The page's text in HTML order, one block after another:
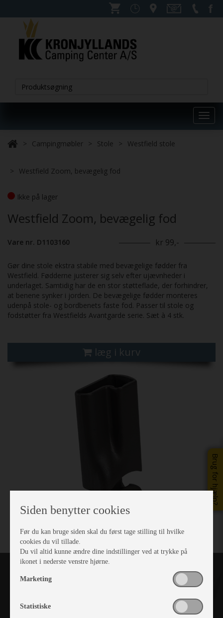
Brug for hjælp?
Campingmøbler Stole Westfield stole
Westfield Zoom, bevægelig fod
Ikke på lager
Westfield Zoom, bevægelig fod
Vare nr. D1103160 kr 99,-
Gør dine stole ekstra stabile med bevægelige fødder fra
Westfield. Fødderne justerer sig selv efter ujævnheder i
underlaget. Samtidig har de en stor støtteflade, der forhindrer,
at benene synker i jorden. De bevægelige fødder monteres
udenpå stole- og bordbenets faste fod. Passer til stole og
fodstøtter fra Westfields Avantgarde serie. Sæt à 4 stk.
læg i kurv
Siden benytter cookies
Før du kan bruge siden skal du først tage stilling til hvilke
cookies du vil tillade.
Du vil altid kunne ændre dine indstillinger ved at trykke på
ikonet i nederste venstre hjørne.
Marketing
Statistiske